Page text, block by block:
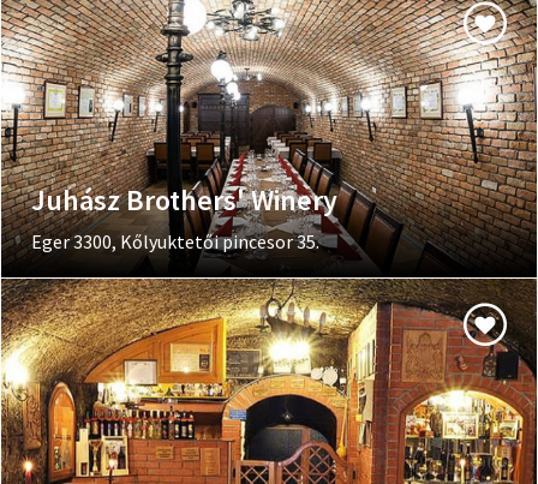
Juhász Brothers' Winery
Eger 3300, Kőlyuktetői pincesor 35.